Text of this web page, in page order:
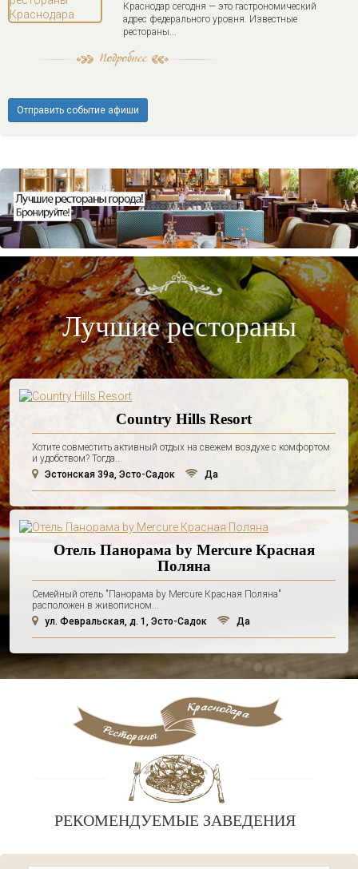
Краснодар сегодня — это гастрономический
адрес федерального уровня. Известные
рестораны...
Отправить событие афиши
Лучшие рестораны
Country Hills Resort
Хотите совместить активный отдых на свежем воздухе с комфортом
и удобством? Тогда...
Эстонская 39а, Эсто-Садок
Да
Отель Панорама by Mercure Красная
Поляна
Семейный отель "Панорама by Mercure Красная Поляна"
расположен в живописном...
ул. Февральская, д. 1, Эсто-Садок
Да
РЕКОМЕНДУЕМЫЕ ЗАВЕДЕНИЯ